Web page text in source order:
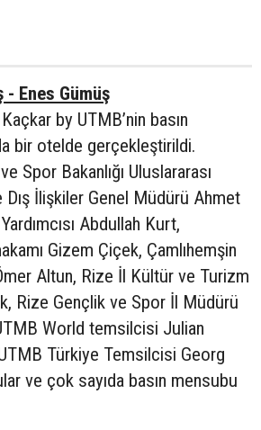
- Enes Gümüş
Kaçkar by UTMB’nin basın
bir otelde gerçekleştirildi.
Spor Bakanlığı Uluslararası
Dış İlişkiler Genel Müdürü Ahmet
Abdullah Kurt,
Gizem Çiçek, Çamlıhemşin
Altun, Rize İl Kültür ve Turizm
Rize Gençlik ve Spor İl Müdürü
World temsilcisi Julian
Türkiye Temsilcisi Georg
ve çok sayıda basın mensubu